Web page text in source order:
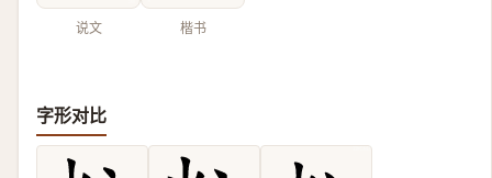
说文 楷书
字形对比